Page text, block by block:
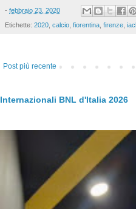
- febbraio 23, 2020
Etichette: 2020 calcio fiorentina firenze
Post più recente
Internazionali BNL d'Italia 2026